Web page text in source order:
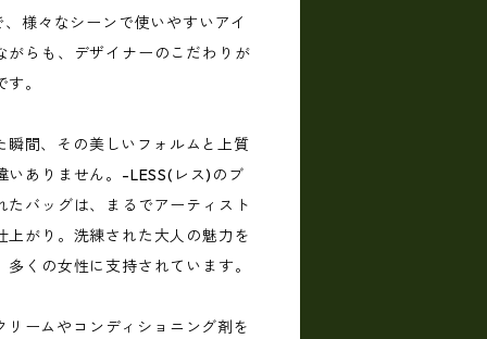
様々なシーンで使いやすいアイ
がらも、デザイナーのこだわりが
。
間、その美しいフォルムと上質
いありません。-LESS(レス)のブ
たバッグは、まるでアーティスト
上がり。洗練された大人の魅力を
くの女性に支持されています。
ームやコンディショニング剤を